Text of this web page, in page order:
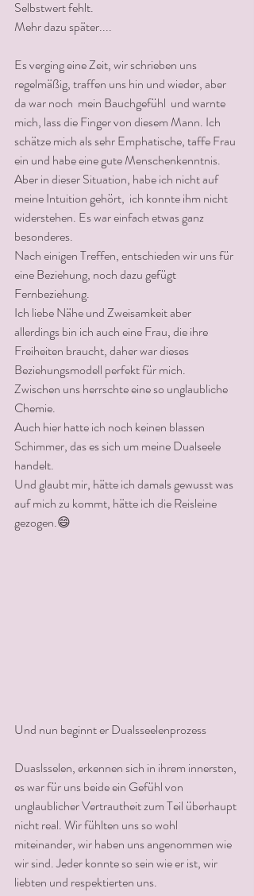
Selbstwert fehlt.
Mehr dazu später....
Es verging eine Zeit, wir schrieben uns
regelmäßig, traffen uns hin und wieder, aber
da war noch  mein Bauchgefühl  und warnte
mich, lass die Finger von diesem Mann. Ich
schätze mich als sehr Emphatische, taffe Frau
ein und habe eine gute Menschenkenntnis.
Aber in dieser Situation, habe ich nicht auf
meine Intuition gehört,  ich konnte ihm nicht
widerstehen. Es war einfach etwas ganz
besonderes.
Nach einigen Treffen, entschieden wir uns für
eine Beziehung, noch dazu gefügt
Fernbeziehung.
Ich liebe Nähe und Zweisamkeit aber
allerdings bin ich auch eine Frau, die ihre
Freiheiten braucht, daher war dieses
Beziehungsmodell perfekt für mich.
Zwischen uns herrschte eine so unglaubliche
Chemie.
Auch hier hatte ich noch keinen blassen
Schimmer, das es sich um meine Dualseele
handelt.
Und glaubt mir, hätte ich damals gewusst was
auf mich zu kommt, hätte ich die Reisleine
gezogen.😄
Und nun beginnt er Dualsseelenprozess
Duaslsselen, erkennen sich in ihrem innersten,
es war für uns beide ein Gefühl von
unglaublicher Vertrautheit zum Teil überhaupt
nicht real. Wir fühlten uns so wohl
miteinander, wir haben uns angenommen wie
wir sind. Jeder konnte so sein wie er ist, wir
liebten und respektierten uns.